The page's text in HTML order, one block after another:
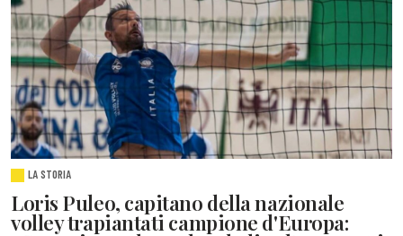
LA STORIA
Loris Puleo, capitano della nazionale
volley trapiantati campione d'Europa: